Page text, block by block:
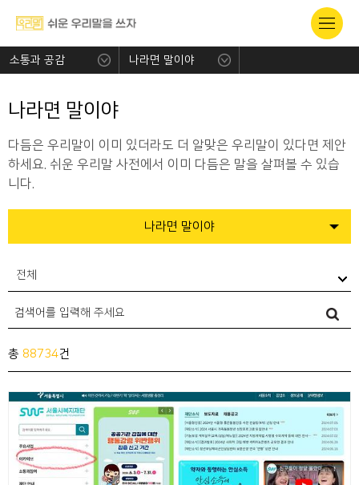
소통과 공감 나라면 말이야
나라면 말이야
다듬은 우리말이 이미 있더라도 더 알맞은 우리말이 있다면 제안
하세요. 쉬운 우리말 사전에서 이미 다듬은 말을 살펴볼 수 있습
니다.
나라면 말이야
전체
총 88734건